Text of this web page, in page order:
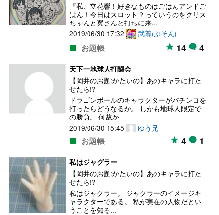
『私、立花響！好きなものはごはんアンドご
はん！今日はスロット？っていうのをクリス
ちゃんと翼さんと打ちに来...
2019/06/30 17:32
武尊(ぶそん)
お題帳 14 4
天下一地球人打闘会
【岡井のお題:かたいの】あのキャラに打た
せたら!?
ドラゴンボールのキャラクターがパチンコを
打ったらどうなるか。 しかも地球人限定で
の勝負。 何故か...
2019/06/30 15:45
ゆう兄
お題帳 4 1
私はジャグラー
【岡井のお題:かたいの】あのキャラに打た
せたら!?
私はジャグラー。 ジャグラーのイメージキ
ャラクターである。 私が実在の人物だとい
うことを知る...